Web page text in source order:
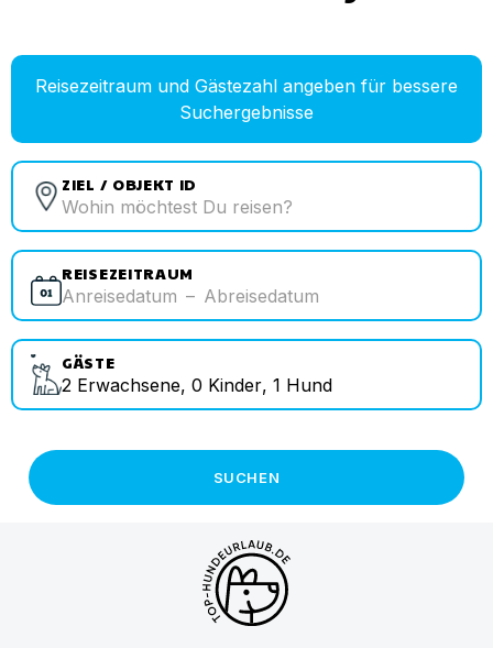
Reisezeitraum und Gästezahl angeben für bessere
Suchergebnisse
ZIEL / OBJEKT ID
REISEZEITRAUM
Anreisedatum – Abreisedatum
GÄSTE
2 Erwachsene, 0 Kinder, 1 Hund
SUCHEN